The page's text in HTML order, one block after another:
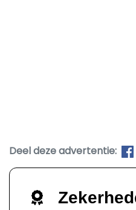
Deel deze advertentie: